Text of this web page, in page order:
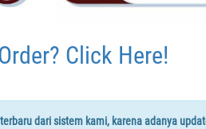
Click Here!
dari sistem kami, karena adanya